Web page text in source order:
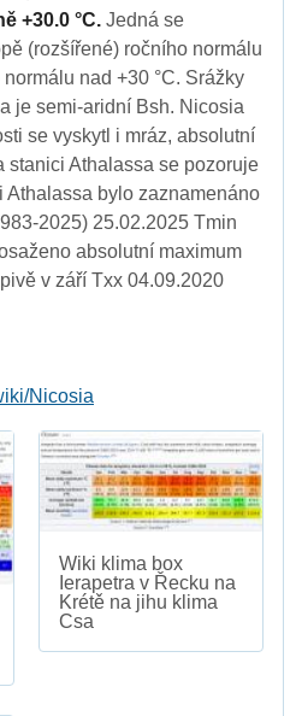
+30.0 °C. Jedná se
(rozšířené) ročního normálu
nad +30 °C. Srážky
je semi-aridní Bsh. Nicosia
se vyskytl i mráz, absolutní
stanici Athalassa se pozoruje
Athalassa bylo zaznamenáno
2025) 25.02.2025 Tmin
absolutní maximum
v září Txx 04.09.2020
Nicosia
Wiki klima box
Ierapetra v Řecku na
Krétě na jihu klima
Csa